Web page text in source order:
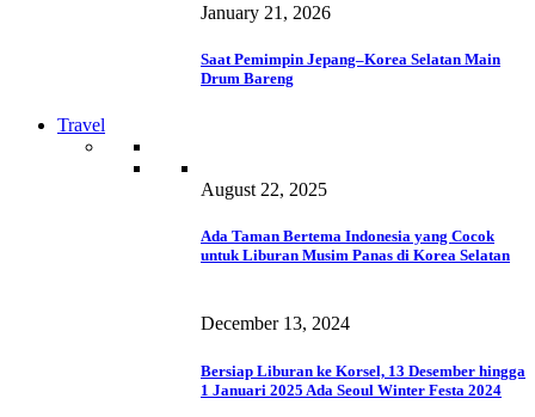
January 21, 2026
Saat Pemimpin Jepang–Korea Selatan Main
Drum Bareng
Travel
August 22, 2025
Ada Taman Bertema Indonesia yang Cocok
untuk Liburan Musim Panas di Korea Selatan
December 13, 2024
Bersiap Liburan ke Korsel, 13 Desember hingga
1 Januari 2025 Ada Seoul Winter Festa 2024